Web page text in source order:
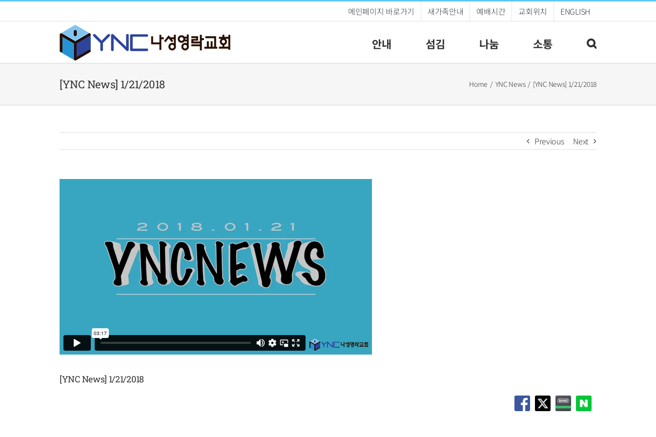
to
메인페이지 바로가기 새가족안내 예배시간 교회위치 ENGLISH
안내 섬김 나눔 소통
[YNC News] 1/21/2018 Home YNC News [YNC News] 1/21/2018
Previous Next
[YNC News] 1/21/2018